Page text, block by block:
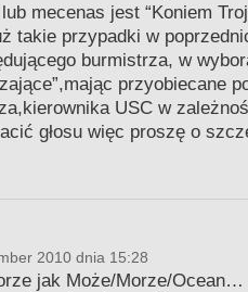
mecenas jest “Koniem
takie przypadki w
burmistrza, w
przyobiecane
USC w
głosu więc proszę o
2010 dnia 15:28
jak Może/Morze/